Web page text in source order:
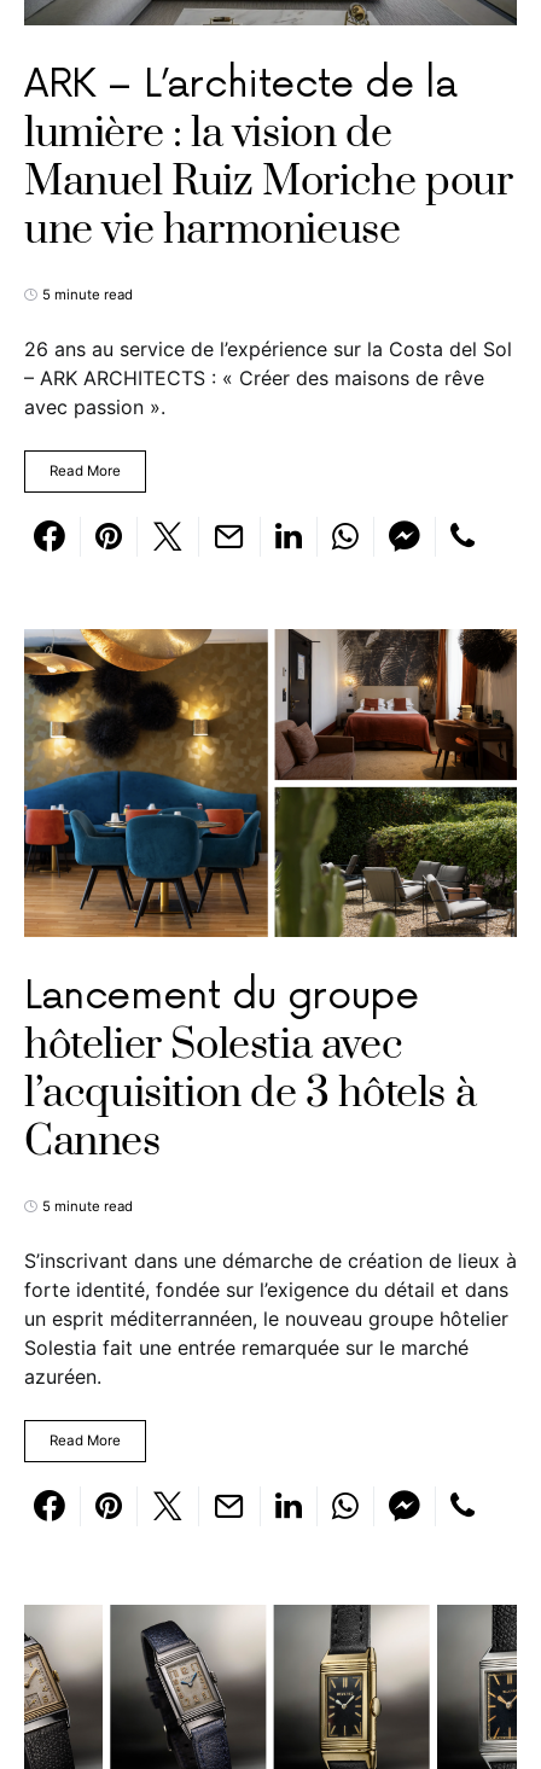
ARK – L’architecte de la
lumière : la vision de
Manuel Ruiz Moriche pour
une vie harmonieuse
5 minute read
26 ans au service de l’expérience sur la Costa del Sol
– ARK ARCHITECTS : « Créer des maisons de rêve
avec passion ».
Read More
Lancement du groupe
hôtelier Solestia avec
l’acquisition de 3 hôtels à
Cannes
5 minute read
S’inscrivant dans une démarche de création de lieux à
forte identité, fondée sur l’exigence du détail et dans
un esprit méditerrannéen, le nouveau groupe hôtelier
Solestia fait une entrée remarquée sur le marché
azuréen.
Read More